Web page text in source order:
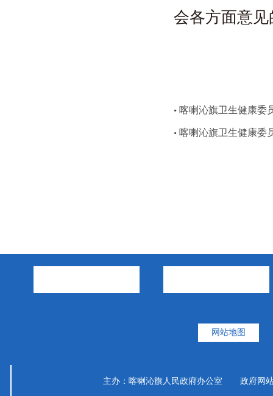
会各方面意
• 喀喇沁旗卫生健康委
• 喀喇沁旗卫生健康委
网站地图
主办：喀喇沁旗人民政府办公室 政府网站